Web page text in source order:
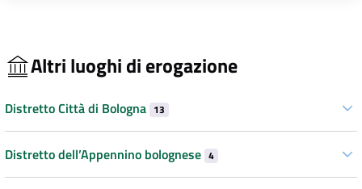
Altri luoghi di erogazione
Distretto Città di Bologna 13
Distretto dell’Appennino bolognese 4